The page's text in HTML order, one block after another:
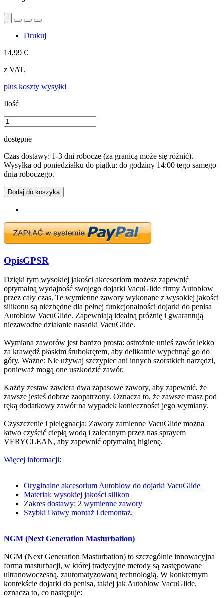
Drukuj
14,99 €
z VAT.
plus koszty wysyłki
Ilość
dostępne
Czas dostawy: 1-3 dni robocze (za granicą może się różnić).
Wysyłka od poniedziałku do piątku: do godziny 14:00 tego samego
dnia roboczego.
Dodaj do koszyka
OpisGPSR
Dzięki tym wysokiej jakości akcesoriom możesz zapewnić
optymalną wydajność swojego dojarki VacuGlide firmy Autoblow
przez cały czas. Te wymienne zawory wykonane z wysokiej jakości
silikonu są niezbędne dla pełnej funkcjonalności dojarki do penisa
Autoblow VacuGlide. Zapewniają idealną próżnię i gwarantują
niezawodne działanie nasadki VacuGlide.
Wymiana zaworów jest bardzo prosta: ostrożnie unieś zawór lekko
za krawędź płaskim śrubokrętem, aby delikatnie wypchnąć go do
góry. Ważne: Nie używaj szczypiec ani innych szorstkich narzędzi,
ponieważ mogą one uszkodzić zawór.
Każdy zestaw zawiera dwa zapasowe zawory, aby zapewnić, że
zawsze jesteś dobrze zaopatrzony. Oznacza to, że zawsze masz pod
ręką dodatkowy zawór na wypadek konieczności jego wymiany.
Czyszczenie i pielęgnacja: Zawory zamienne VacuGlide można
łatwo czyścić ciepłą wodą i zalecanym przez nas sprayem
VERYCLEAN, aby zapewnić optymalną higienę.
Więcej informacji:
Oryginalne akcesorium Autoblow do dojarki VacuGlide
Materiał: wysokiej jakości silikon
Zakres dostawy: 2 wymienne zawory
Szybki i łatwy montaż i demontaż.
NGM (Next Generation Masturbation)
NGM (Next Generation Masturbation) to szczególnie innowacyjna
forma masturbacji, w której tradycyjne metody są zastępowane
ultranowoczesną, zautomatyzowaną technologią. W konkretnym
kontekście dojarki do penisa, takiej jak Autoblow VacuGlide,
oznacza to, co następuje: